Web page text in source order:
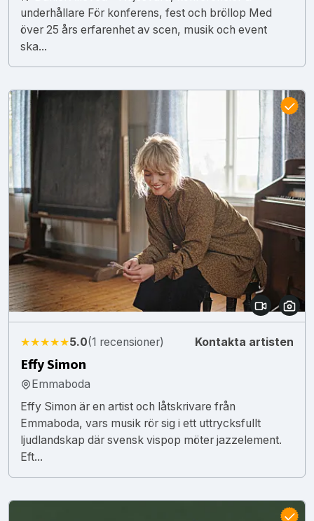
underhållare För konferens, fest och bröllop Med
över 25 års erfarenhet av scen, musik och event
ska...
★★★★★5.0(1 recensioner) Kontakta artisten
Effy Simon
Emmaboda
Effy Simon är en artist och låtskrivare från
Emmaboda, vars musik rör sig i ett uttrycksfullt
ljudlandskap där svensk vispop möter jazzelement.
Eft...